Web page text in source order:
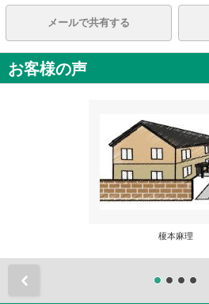
メールで共有する
お客様の声
榎本麻理